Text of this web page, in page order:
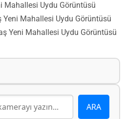
Mahallesi Uydu Görüntüsü
Yeni Mahallesi Uydu Görüntüsü
Yeni Mahallesi Uydu Görüntüsü